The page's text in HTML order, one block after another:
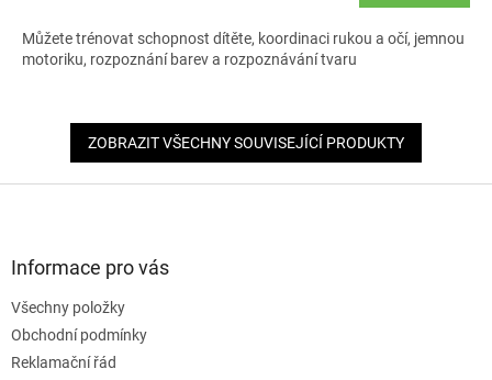
Můžete trénovat schopnost dítěte, koordinaci rukou a očí, jemnou
motoriku, rozpoznání barev a rozpoznávání tvaru
ZOBRAZIT VŠECHNY SOUVISEJÍCÍ PRODUKTY
Informace pro vás
Všechny položky
Obchodní podmínky
Reklamační řád